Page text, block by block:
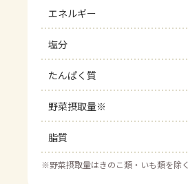
エネルギー
塩分
たんぱく質
野菜摂取量※
脂質
※野菜摂取量はきのこ類・いも類を除く